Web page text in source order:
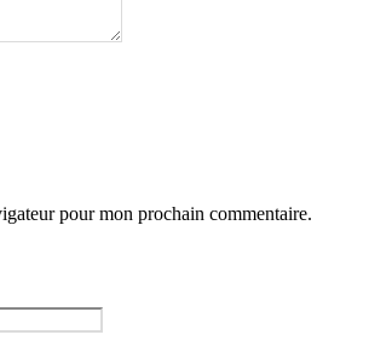
pour mon prochain commentaire.